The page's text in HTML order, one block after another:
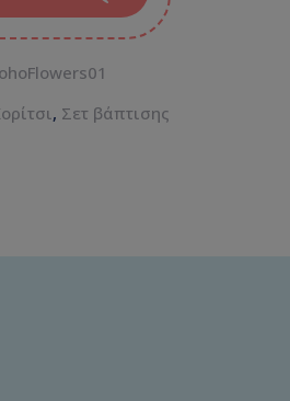
, Σετ βάπτισης